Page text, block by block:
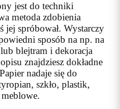
jest do techniki
metoda zdobienia
jej spróbował. Wystarczy
sposób na np. na
blejtram i dekoracja
znajdziesz dokładne
nadaje się do
szkło, plastik,